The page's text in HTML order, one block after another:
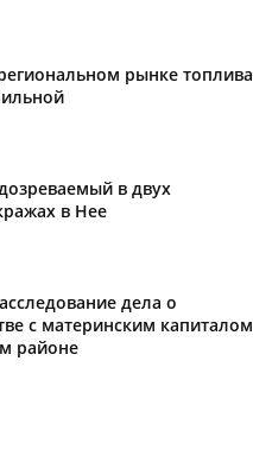
рынке топлива
в двух
в Нее
дела о
с материнским капиталом
районе